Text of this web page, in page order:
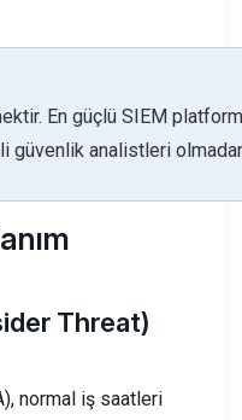
En güçlü SIEM
güvenlik analistleri
Threat)
normal iş saatleri